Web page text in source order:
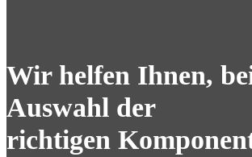
Wir helfen Ihnen,
Auswahl der
richtigen